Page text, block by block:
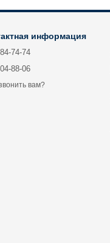
информация
74-74
88-06
вам?